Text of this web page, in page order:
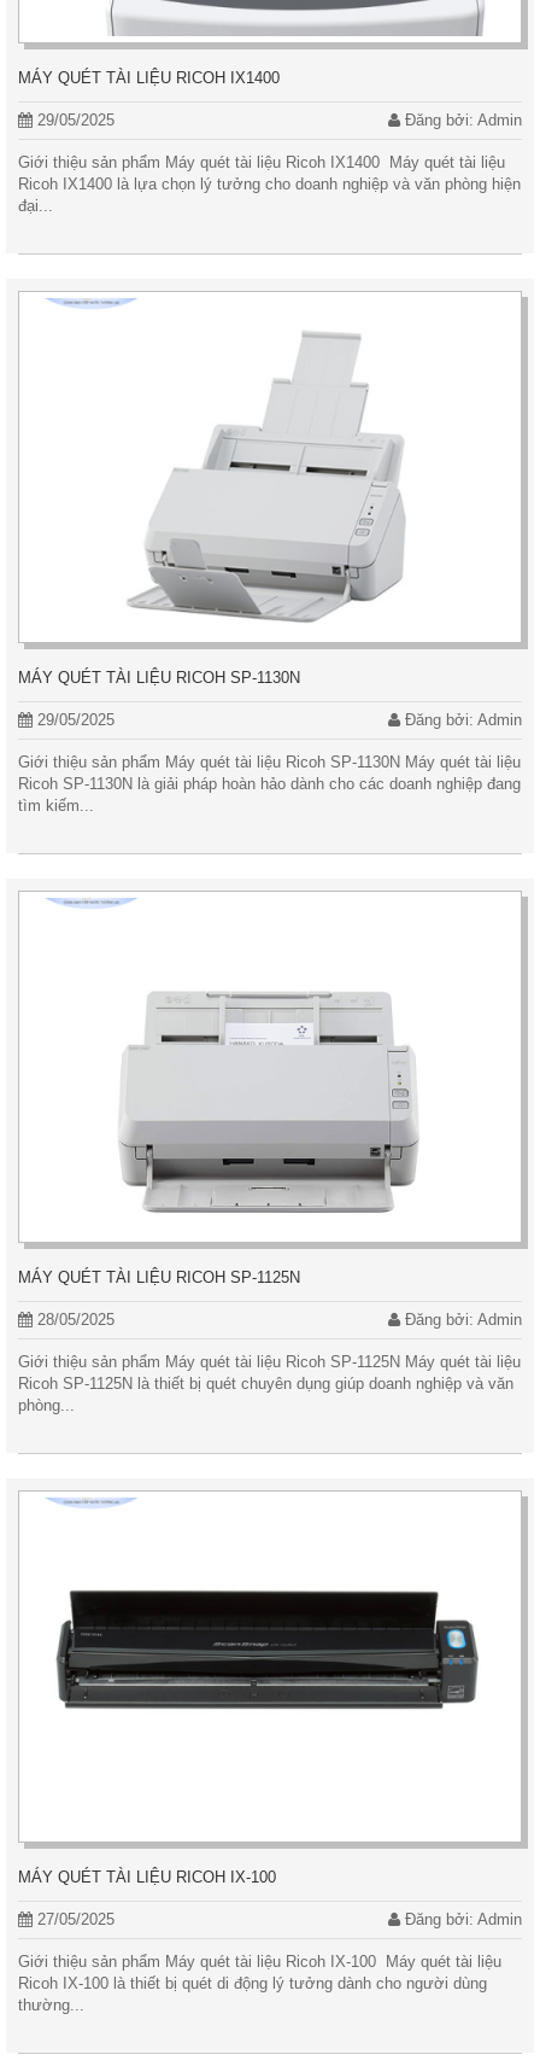
MÁY QUÉT TÀI LIỆU RICOH IX1400
29/05/2025 Đăng bởi: Admin
Giới thiệu sản phẩm Máy quét tài liệu Ricoh IX1400 Máy quét tài liệu
Ricoh IX1400 là lựa chọn lý tưởng cho doanh nghiệp và văn phòng hiện
đại...
MÁY QUÉT TÀI LIỆU RICOH SP-1130N
29/05/2025 Đăng bởi: Admin
Giới thiệu sản phẩm Máy quét tài liệu Ricoh SP-1130N Máy quét tài liệu
Ricoh SP-1130N là giải pháp hoàn hảo dành cho các doanh nghiệp đang
tìm kiếm...
MÁY QUÉT TÀI LIỆU RICOH SP-1125N
28/05/2025 Đăng bởi: Admin
Giới thiệu sản phẩm Máy quét tài liệu Ricoh SP-1125N Máy quét tài liệu
Ricoh SP-1125N là thiết bị quét chuyên dụng giúp doanh nghiệp và văn
phòng...
MÁY QUÉT TÀI LIỆU RICOH IX-100
27/05/2025 Đăng bởi: Admin
Giới thiệu sản phẩm Máy quét tài liệu Ricoh IX-100 Máy quét tài liệu
Ricoh IX-100 là thiết bị quét di động lý tưởng dành cho người dùng
thường...